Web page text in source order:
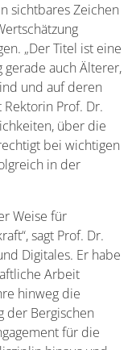
sichtbares Zeichen
„Der Titel ist eine
gerade auch Älterer,
und auf deren
Rektorin Prof. Dr.
über die
bei wichtigen
in der
Weise für
sagt Prof. Dr.
Digitales. Er habe
Arbeit
hinweg die
der Bergischen
für die